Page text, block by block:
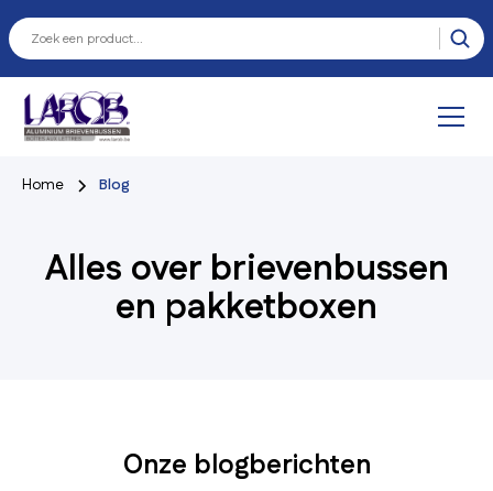
Home Blog
Alles over brievenbussen
en pakketboxen
Onze blogberichten